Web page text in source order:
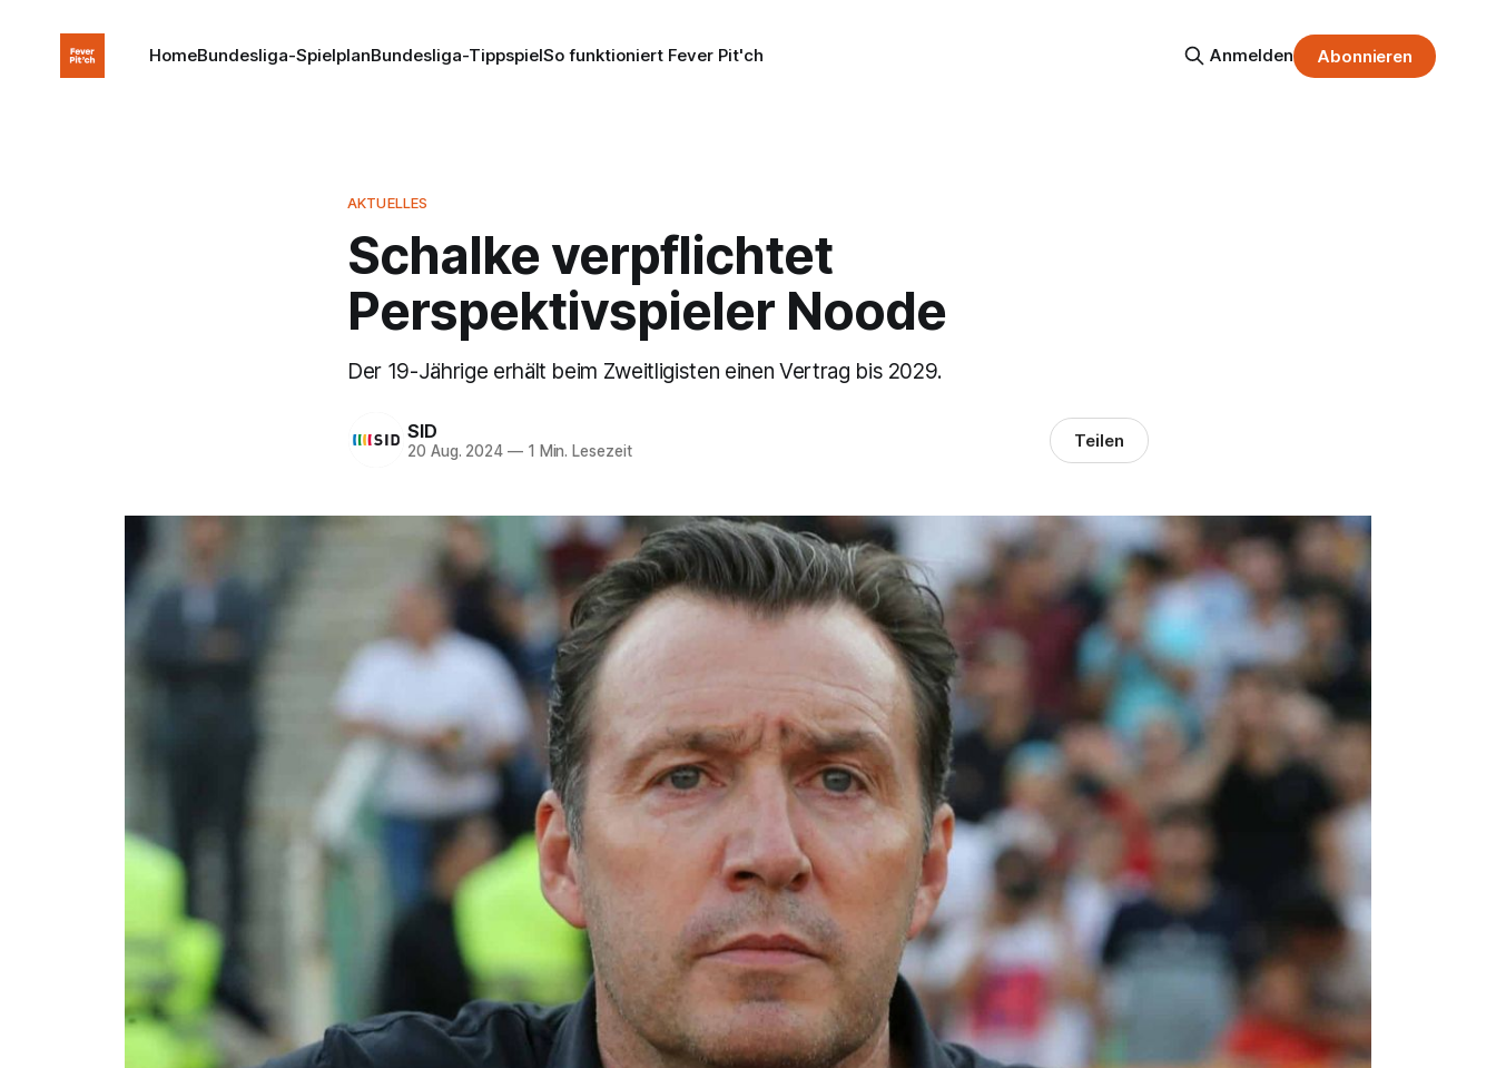
HomeBundesliga-SpielplanBundesliga-TippspielSo funktioniert Fever Pit'ch Anmelden Abonnieren
AKTUELLES
Schalke verpflichtet
Perspektivspieler Noode
Der 19-Jährige erhält beim Zweitligisten einen Vertrag bis 2029.
SID
20 Aug. 2024 —1 Min. Lesezeit Teilen